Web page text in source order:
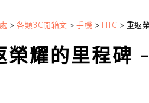
> 各類3C開箱文 > 手機 > HTC > 重返
榮耀的里程碑